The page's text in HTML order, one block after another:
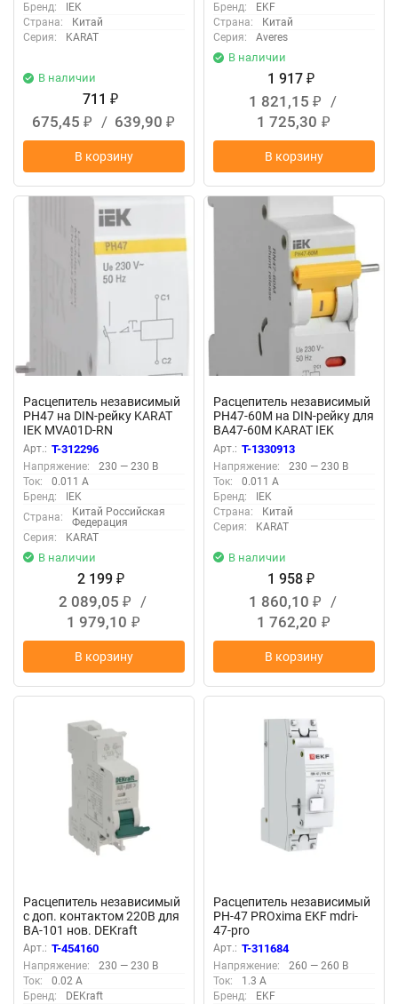
Бренд:
IEK
Страна:
Китай
Серия:
KARAT
В наличии
711 ₽
675,45 ₽ / 639,90 ₽
В корзину
Бренд:
EKF
Страна:
Китай
Серия:
Averes
В наличии
1 917 ₽
1 821,15 ₽
/
1 725,30 ₽
В корзину
Расцепитель независимый
РН47 на DIN-рейку KARAT
IEK MVA01D-RN
Арт.: T-312296
Напряжение:
230 — 230 В
Ток:
0.011 А
Бренд:
IEK
Страна:
Китай Российская
Федерация
Серия:
KARAT
В наличии
2 199 ₽
2 089,05 ₽
/
1 979,10 ₽
В корзину
Расцепитель независимый
РН47-60М на DIN-рейку для
ВА47-60M KARAT IEK
MVA31D-RN-1
Арт.: T-1330913
Напряжение:
230 — 230 В
Ток:
0.011 А
Бренд:
IEK
Страна:
Китай
Серия:
KARAT
В наличии
1 958 ₽
1 860,10 ₽
/
1 762,20 ₽
В корзину
Расцепитель независимый
с доп. контактом 220В для
ВА-101 нов. DEKraft
18102DEK
Арт.: T-454160
Напряжение:
230 — 230 В
Ток:
0.02 А
Бренд:
DEKraft
Расцепитель независимый
РН-47 PROxima EKF mdri-
47-pro
Арт.: T-311684
Напряжение:
260 — 260 В
Ток:
1.3 А
Бренд:
EKF